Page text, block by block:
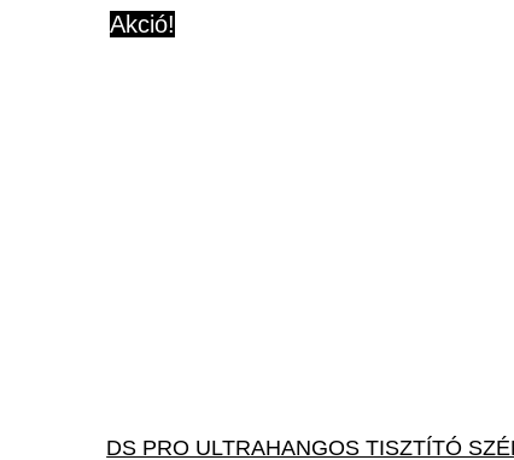
Akció!
DS PRO ULTRAHANGOS TISZTÍTÓ